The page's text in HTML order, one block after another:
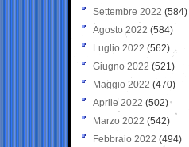
Settembre 2022 (584)
Agosto 2022 (584)
Luglio 2022 (562)
Giugno 2022 (521)
Maggio 2022 (470)
Aprile 2022 (502)
Marzo 2022 (542)
Febbraio 2022 (494)